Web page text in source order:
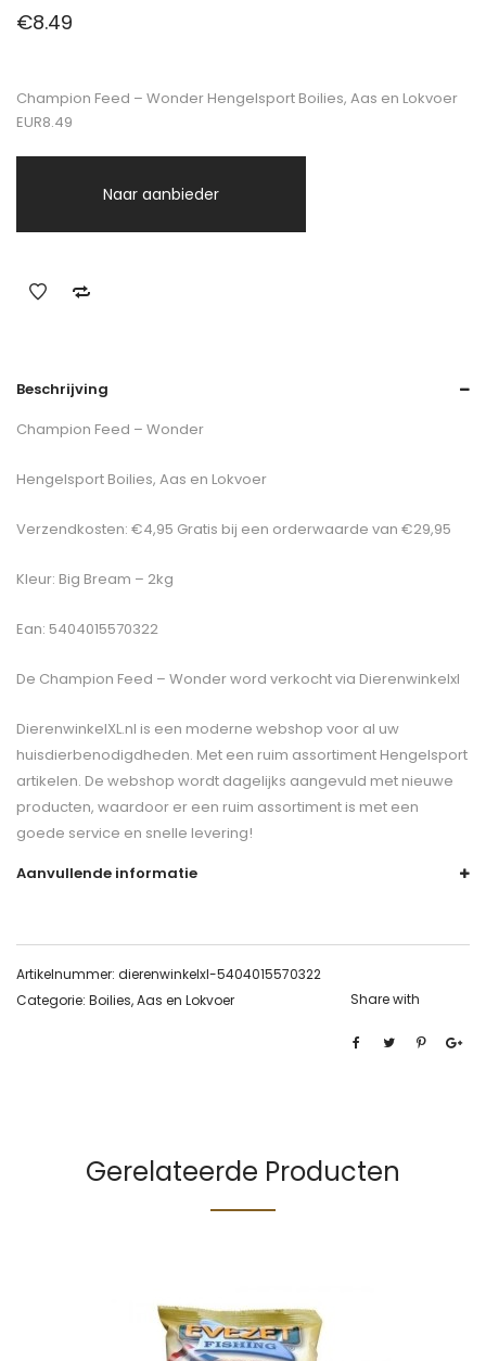
€8.49
Champion Feed – Wonder Hengelsport Boilies, Aas en Lokvoer
EUR8.49
Naar aanbieder
Beschrijving
Champion Feed – Wonder
Hengelsport Boilies, Aas en Lokvoer
Verzendkosten: €4,95 Gratis bij een orderwaarde van €29,95
Kleur: Big Bream – 2kg
Ean: 5404015570322
De Champion Feed – Wonderword verkocht via Dierenwinkelxl
DierenwinkelXL.nl is een moderne webshop voor al uw
huisdierbenodigdheden. Met een ruim assortiment Hengelsport
artikelen. De webshop wordt dagelijks aangevuld met nieuwe
producten, waardoor er een ruim assortiment is met een
goede service en snelle levering!
Aanvullende informatie
Artikelnummer: dierenwinkelxl-5404015570322
Categorie: Boilies, Aas en Lokvoer Share with
Gerelateerde Producten